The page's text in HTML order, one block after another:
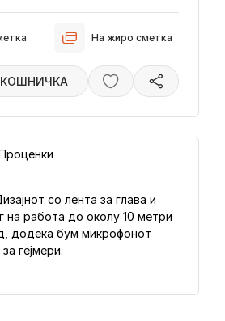
ќе биде испорачана до
одложи за околу 2 дена.
На жиро сметка
со лента за глава и
на работа до околу 10 метри
додека бум микрофонот
гејмери.